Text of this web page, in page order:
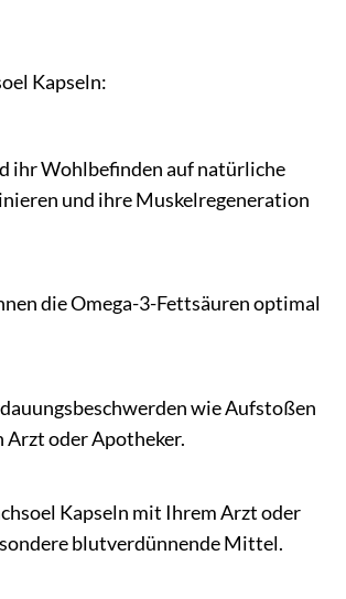
Kapseln:
ihr Wohlbefinden auf natürliche
und ihre Muskelregeneration
die Omega-3-Fettsäuren optimal
wie Aufstoßen
oder Apotheker.
Kapseln mit Ihrem Arzt oder
blutverdünnende Mittel.